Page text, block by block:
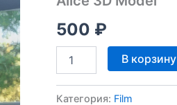
500 ₽
Количество
товара
3D
В корзину
Категория: Film